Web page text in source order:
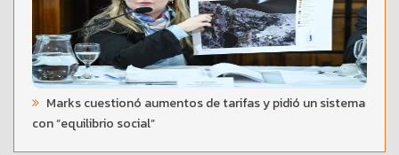
Marks cuestionó aumentos de tarifas y pidió un sistema
con “equilibrio social”